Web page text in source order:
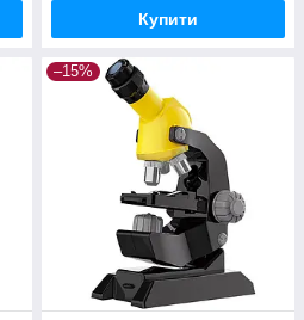
Купити
–15%